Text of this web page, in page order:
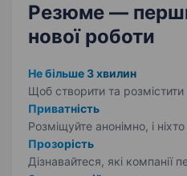
Резюме —
нової роботи
Не більше 3 хвилин
Щоб створити та
Приватність
Розміщуйте анонімно, і
Прозорість
Дізнавайтеся, які